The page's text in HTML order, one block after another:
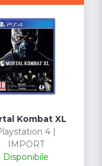
Kombat XL
4 |
IMPORT
Disponibile